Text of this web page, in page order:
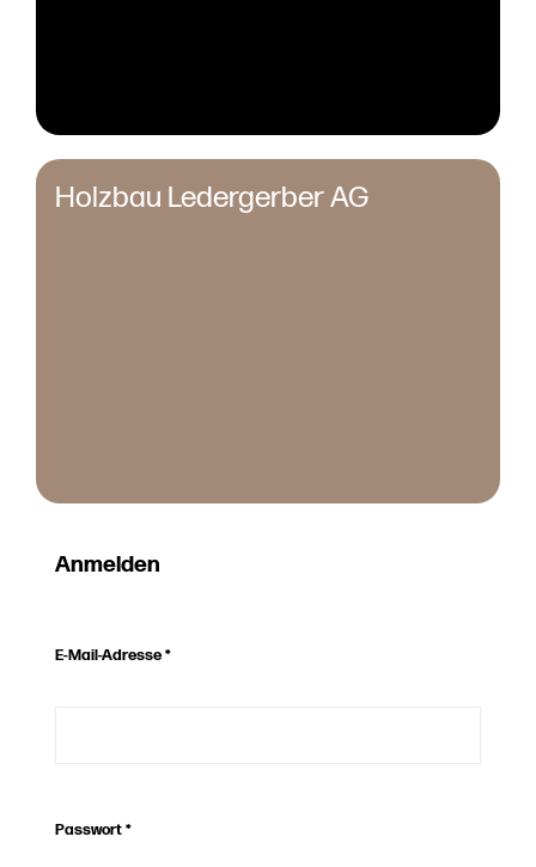
Holzbau Ledergerber AG
Anmelden
E-Mail-Adresse*
Passwort*